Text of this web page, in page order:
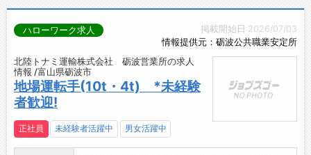
掲載開始日:2026/07/03
情報提供元：砺波公共職業安定所
ハローワーク求人
北陸トナミ運輸株式会社 砺波営業所の求人
情報 /富山県砺波市
地場運転手(10t・4t) *未経験
者歓迎!
正社員 未経験者活躍中 男女活躍中